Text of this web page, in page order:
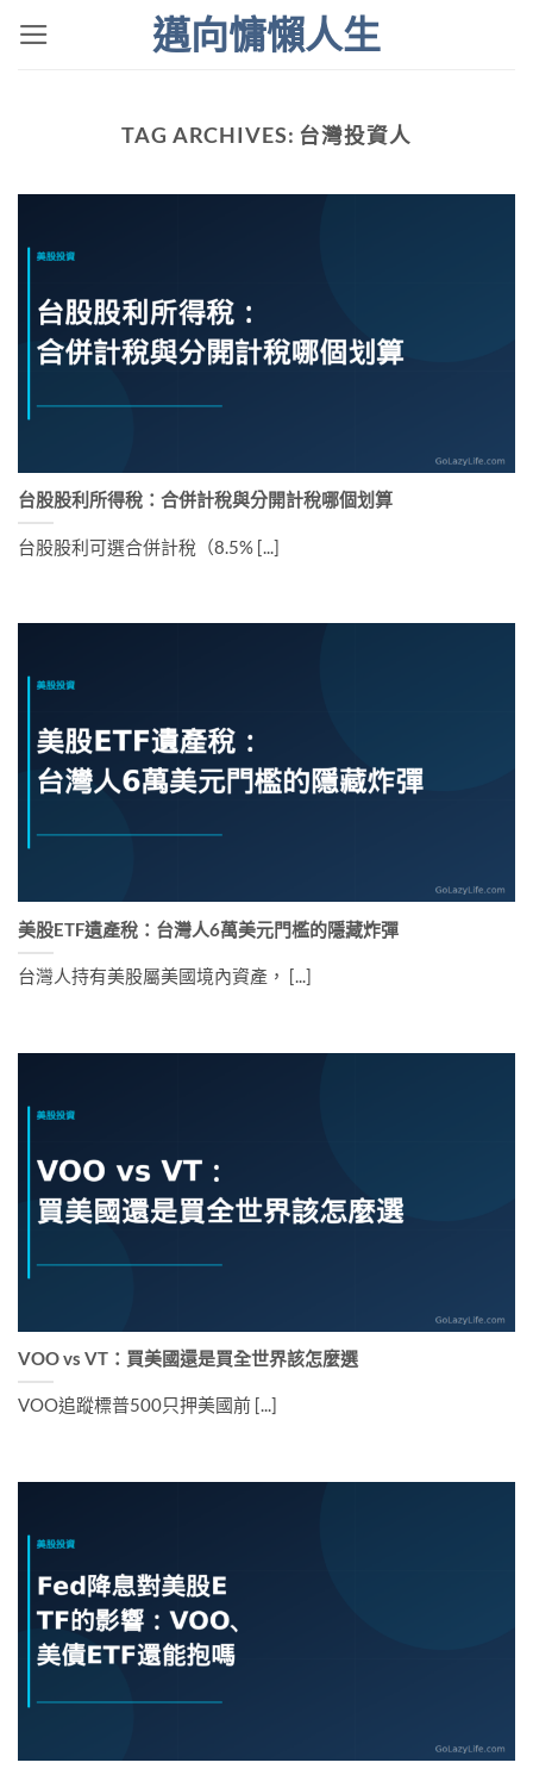
邁向慵懶人生
TAG ARCHIVES: 台灣投資人
台股股利所得稅：合併計稅與分開計稅哪個划算
台股股利可選合併計稅（8.5% [...]
美股ETF遺產稅：台灣人6萬美元門檻的隱藏炸彈
台灣人持有美股屬美國境內資產， [...]
VOO vs VT：買美國還是買全世界該怎麼選
VOO追蹤標普500只押美國前 [...]